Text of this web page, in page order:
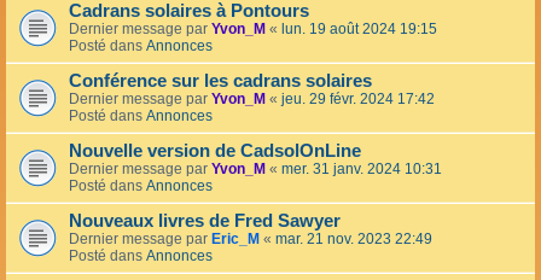
Cadrans solaires à Pontours
Dernier message par Yvon_M « lun. 19 août 2024 19:15
Posté dans Annonces
Conférence sur les cadrans solaires
Dernier message par Yvon_M « jeu. 29 févr. 2024 17:42
Posté dans Annonces
Nouvelle version de CadsolOnLine
Dernier message par Yvon_M « mer. 31 janv. 2024 10:31
Posté dans Annonces
Nouveaux livres de Fred Sawyer
Dernier message par Eric_M « mar. 21 nov. 2023 22:49
Posté dans Annonces